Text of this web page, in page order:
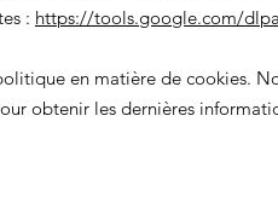
: https://tools.google.com/
en matière de cookies.
obtenir les dernières